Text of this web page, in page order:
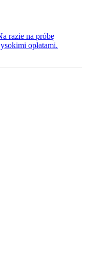
razie na próbę
opłatami.